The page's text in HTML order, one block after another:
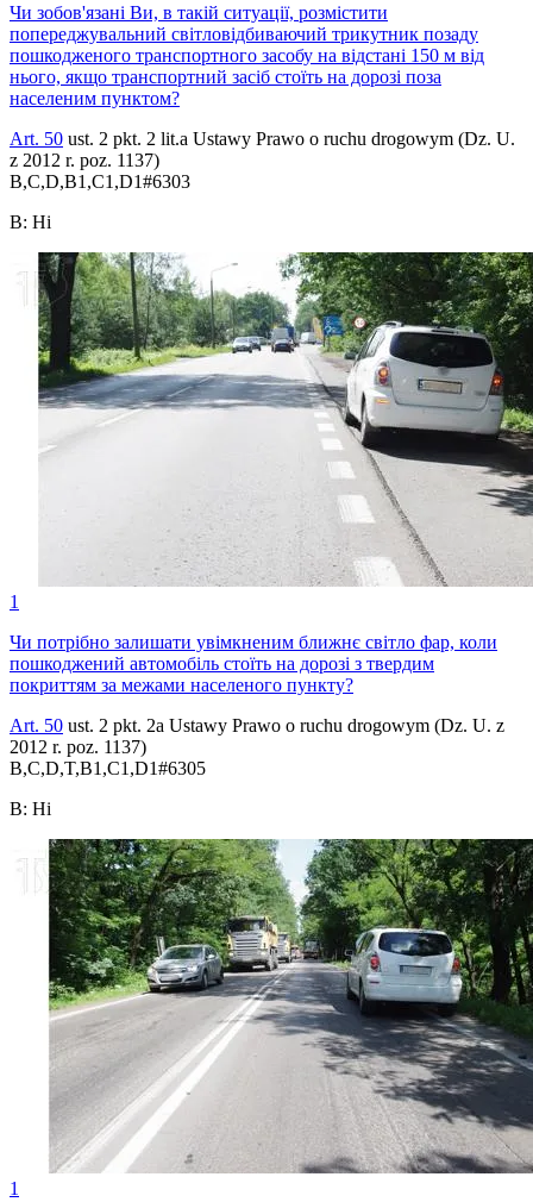
Чи зобов'язані Ви, в такій ситуації, розмістити
попереджувальний світловідбиваючий трикутник позаду
пошкодженого транспортного засобу на відстані 150 м від
нього, якщо транспортний засіб стоїть на дорозі поза
населеним пунктом?
Art. 50 ust. 2 pkt. 2 lit.a Ustawy Prawo o ruchu drogowym (Dz. U.
z 2012 r. poz. 1137)
B,C,D,B1,C1,D1#6303
B: Ні
1
Чи потрібно залишати увімкненим ближнє світло фар, коли
пошкоджений автомобіль стоїть на дорозі з твердим
покриттям за межами населеного пункту?
Art. 50 ust. 2 pkt. 2a Ustawy Prawo o ruchu drogowym (Dz. U. z
2012 r. poz. 1137)
B,C,D,T,B1,C1,D1#6305
B: Ні
1